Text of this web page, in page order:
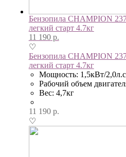
Бензопила CHAMPION
легкий старт 4.7кг
11 190р.
♡
Бензопила CHAMPION
легкий старт 4.7кг
Мощность: 1,5кВт/
Рабочий объем
Вес: 4,7кг
11 190р.
♡